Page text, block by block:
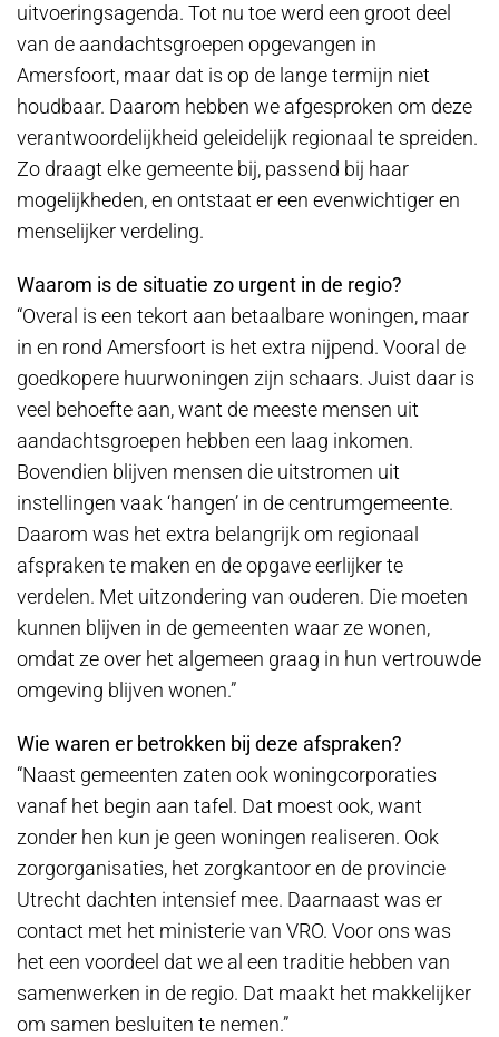
uitvoeringsagenda. Tot nu toe werd een groot deel
van de aandachtsgroepen opgevangen in
Amersfoort, maar dat is op de lange termijn niet
houdbaar. Daarom hebben we afgesproken om deze
verantwoordelijkheid geleidelijk regionaal te spreiden.
Zo draagt elke gemeente bij, passend bij haar
mogelijkheden, en ontstaat er een evenwichtiger en
menselijker verdeling.
Waarom is de situatie zo urgent in de regio?
“Overal is een tekort aan betaalbare woningen, maar
in en rond Amersfoort is het extra nijpend. Vooral de
goedkopere huurwoningen zijn schaars. Juist daar is
veel behoefte aan, want de meeste mensen uit
aandachtsgroepen hebben een laag inkomen.
Bovendien blijven mensen die uitstromen uit
instellingen vaak ‘hangen’ in de centrumgemeente.
Daarom was het extra belangrijk om regionaal
afspraken te maken en de opgave eerlijker te
verdelen. Met uitzondering van ouderen. Die moeten
kunnen blijven in de gemeenten waar ze wonen,
omdat ze over het algemeen graag in hun vertrouwde
omgeving blijven wonen.”
Wie waren er betrokken bij deze afspraken?
“Naast gemeenten zaten ook woningcorporaties
vanaf het begin aan tafel. Dat moest ook, want
zonder hen kun je geen woningen realiseren. Ook
zorgorganisaties, het zorgkantoor en de provincie
Utrecht dachten intensief mee. Daarnaast was er
contact met het ministerie van VRO. Voor ons was
het een voordeel dat we al een traditie hebben van
samenwerken in de regio. Dat maakt het makkelijker
om samen besluiten te nemen.”